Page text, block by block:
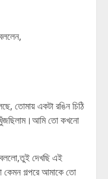
তোমায় একটা রঙিন চিঠি
তো কখনো
বললো,তুই দেখছি এই
কেমন গল্পরে আমাকে তো